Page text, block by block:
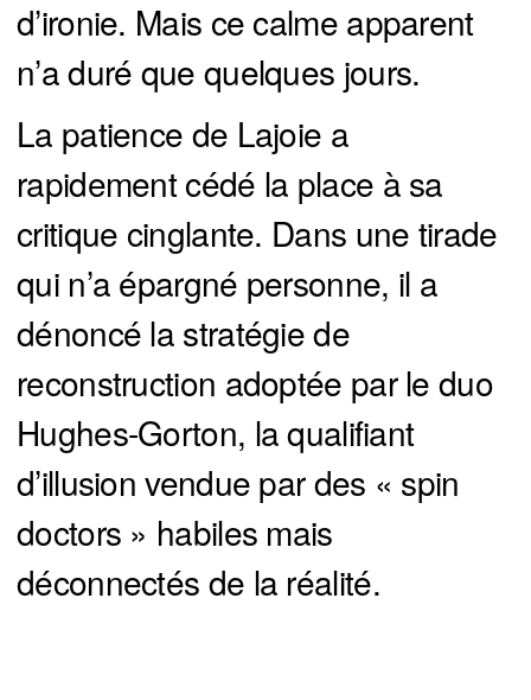
d’ironie. Mais ce calme apparent
n’a duré que quelques jours.
La patience de Lajoie a
rapidement cédé la place à sa
critique cinglante. Dans une tirade
qui n’a épargné personne, il a
dénoncé la stratégie de
reconstruction adoptée par le duo
Hughes-Gorton, la qualifiant
d’illusion vendue par des « spin
doctors » habiles mais
déconnectés de la réalité.